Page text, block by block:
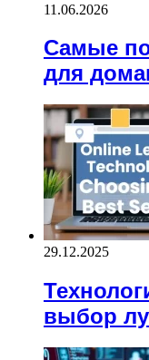
11.06.2026
Самые
для
29.12.2025
выбор